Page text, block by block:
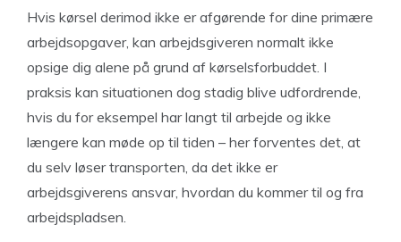
Hvis kørsel derimod ikke er afgørende for dine primære
arbejdsopgaver, kan arbejdsgiveren normalt ikke
opsige dig alene på grund af kørselsforbuddet. I
praksis kan situationen dog stadig blive udfordrende,
hvis du for eksempel har langt til arbejde og ikke
længere kan møde op til tiden – her forventes det, at
du selv løser transporten, da det ikke er
arbejdsgiverens ansvar, hvordan du kommer til og fra
arbejdspladsen.